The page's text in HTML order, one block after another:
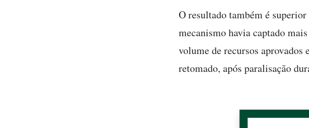
O resultado também é
mecanismo havia captado
volume de recursos
retomado, após paralisação